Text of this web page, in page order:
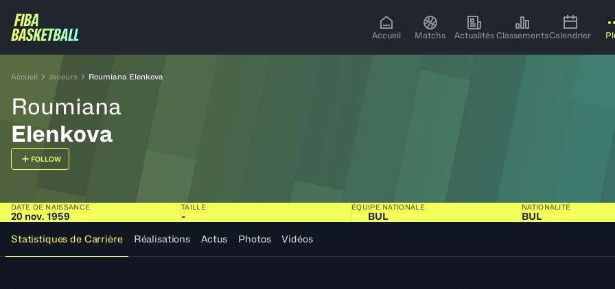
Accueil Matchs Actualités ClassementsCalendrier
Accueil Joueurs Roumiana Elenkova
Roumiana
Elenkova
FOLLOW
DATE DE NAISSANCE
20 nov. 1959
TAILLE
-
ÉQUIPE NATIONALE
BUL
NATIONALITÉ
BUL
Statistiques de Carrière
Réalisations Actus Photos Vidéos